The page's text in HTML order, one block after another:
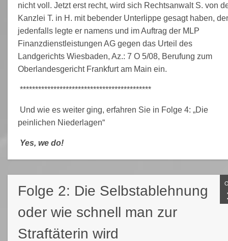
nicht voll. Jetzt erst recht, wird sich Rechtsanwalt S. von
Kanzlei T. in H. mit bebender Unterlippe gesagt haben,
jedenfalls legte er namens und im Auftrag der MLP
Finanzdienstleistungen AG gegen das Urteil des
Landgerichts Wiesbaden, Az.: 7 O 5/08, Berufung zum
Oberlandesgericht Frankfurt am Main ein.
*******************************************
Und wie es weiter ging, erfahren Sie in Folge 4: „Die
peinlichen Niederlagen“
Yes, we do!
Folge 2: Die Selbstablehnung
oder wie schnell man zur
Straftäterin wird